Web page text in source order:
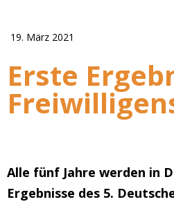
19. März 2021
Erste
Alle fünf Jahre werden in
Ergebnisse des 5.